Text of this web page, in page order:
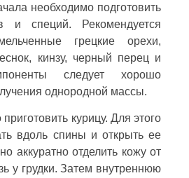
необходимо подготовить
специй. Рекомендуется
грецкие орехи,
кинзу, черный перец и
следует хорошо
однородной массы.
курицу. Для этого
вдоль спины и открыть ее
аккуратно отделить кожу от
у грудки. Затем внутреннюю